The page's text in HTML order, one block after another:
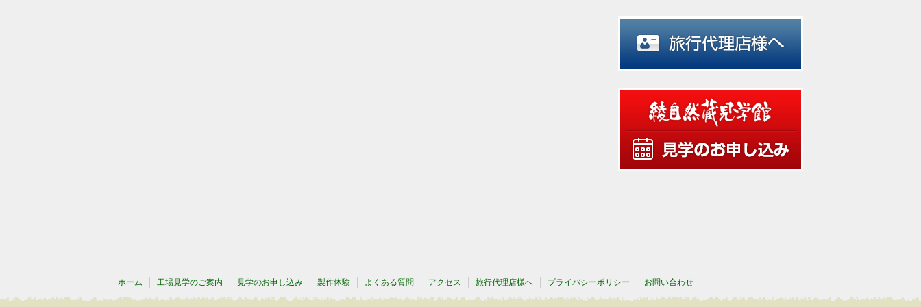
ホーム 工場見学のご案内 見学のお申し込み 製作体験 よくある質問 アクセス 旅行代理店様へ プライバシーポリシー お問い合わせ